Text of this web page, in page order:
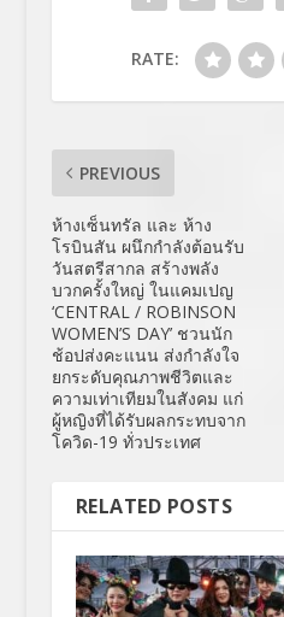
RATE:
PREVIOUS
ห้างเซ็นทรัล และ ห้าง
โรบินสัน ผนึกกำลังต้อนรับ
วันสตรีสากล สร้างพลัง
บวกครั้งใหญ่ ในแคมเปญ
‘CENTRAL / ROBINSON
WOMEN’S DAY’ ชวนนัก
ช้อปส่งคะแนน ส่งกำลังใจ
ยกระดับคุณภาพชีวิตและ
ความเท่าเทียมในสังคม แก่
ผู้หญิงที่ได้รับผลกระทบจาก
โควิด-19 ทั่วประเทศ
RELATED POSTS